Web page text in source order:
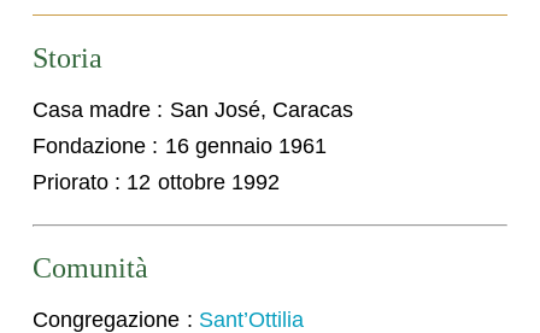
Storia
Casa madre : San José, Caracas
Fondazione : 16 gennaio 1961
Priorato : 12 ottobre 1992
Comunità
Congregazione : Sant’Ottilia